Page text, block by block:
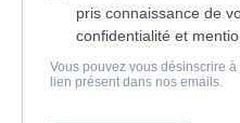
pris connaissance de
confidentialité et
Vous pouvez vous désinscrire
lien présent dans nos emails.